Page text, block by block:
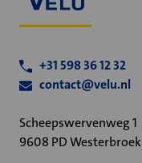
+31 598 36 12 32
contact@velu.nl
Scheepswervenweg 1
9608 PD Westerbroek